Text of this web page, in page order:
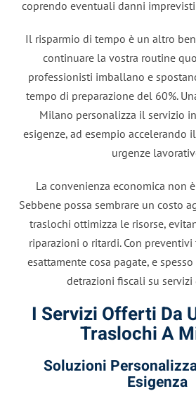
coprendo eventuali danni
Il risparmio di tempo è un altro
continuare la vostra routine
professionisti imballano e
tempo di preparazione del 60%.
Milano personalizza il servizio
esigenze, ad esempio accelerando
urgenze
La convenienza economica non
Sebbene possa sembrare un costo
traslochi ottimizza le risorse,
riparazioni o ritardi. Con preventivi
esattamente cosa pagate, e
detrazioni fiscali su servizi
I Servizi Offerti Da
Traslochi A
Soluzioni
Esigenza